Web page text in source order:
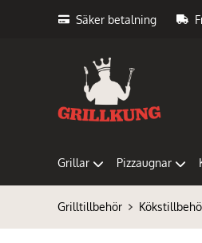
Säker betalning
Grillar Pizzaugnar
Grilltillbehör